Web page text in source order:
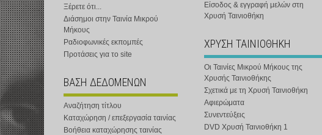
Ξέρετε ότι...
Διάσημοι στην Ταινία Μικρού
Μήκους
Ραδιοφωνικές εκπομπές
Προτάσεις για το site
ΒΑΣΗ ΔΕΔΟΜΕΝΩΝ
Αναζήτηση τίτλου
Καταχώρηση / επεξεργασία ταινίας
Βοήθεια καταχώρησης ταινίας
Είσοδος & εγγραφή μελών στη
Χρυσή Ταινιοθήκη
ΧΡΥΣΗ ΤΑΙΝΙΟΘΗΚΗ
Οι Ταινίες Μικρού Μήκους της
Χρυσής Ταινιοθήκης
Σχετικά με τη Χρυσή Ταινιοθήκη
Αφιερώματα
Συνεντεύξεις
DVD Χρυσή Ταινιοθήκη 1